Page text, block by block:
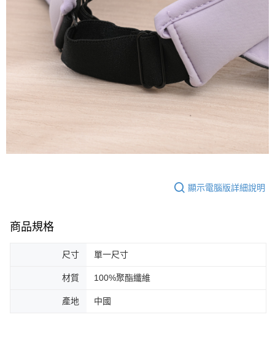
顯示電腦版詳細說明
商品規格
尺寸 單一尺寸
材質 100%聚酯纖維
產地 中國